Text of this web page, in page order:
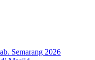
Semarang 2026